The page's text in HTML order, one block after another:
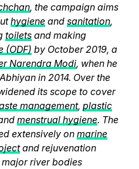
, the campaign aims
hygieneand sanitation,
toiletsand making
(ODF) by October 2019, a
Narendra Modi, when he
in 2014. Over the
its scope to cover
management, plastic
menstrual hygiene. The
extensively on marine
and rejuvenation
major river bodies